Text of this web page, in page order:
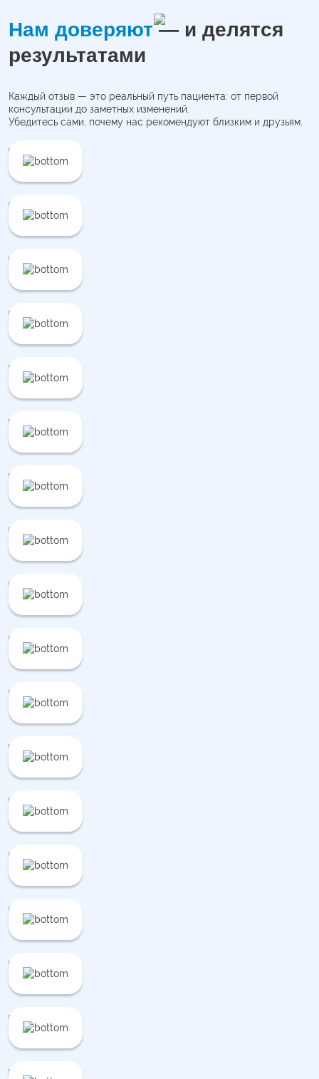
Нам доверяют— и делятся
результатами
Каждый отзыв — это реальный путь пациента: от первой
консультации до заметных изменений.
Убедитесь сами, почему нас рекомендуют близким и друзьям.